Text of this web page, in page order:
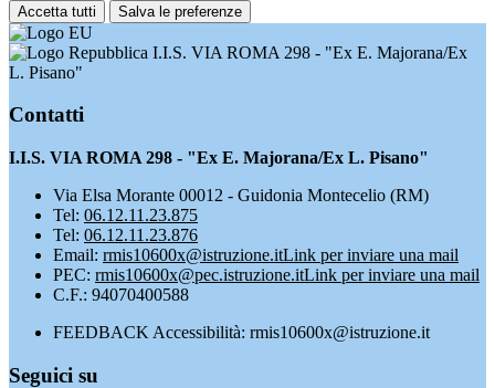
Accetta tutti Salva le preferenze
I.I.S. VIA ROMA 298 - "Ex E. Majorana/Ex
L. Pisano"
Contatti
I.I.S. VIA ROMA 298 - "Ex E. Majorana/Ex L. Pisano"
Via Elsa Morante 00012 - Guidonia Montecelio (RM)
Tel: 06.12.11.23.875
Tel: 06.12.11.23.876
Email: rmis10600x@istruzione.itLink per inviare una mail
PEC: rmis10600x@pec.istruzione.itLink per inviare una mail
C.F.: 94070400588
FEEDBACK Accessibilità: rmis10600x@istruzione.it
Seguici su